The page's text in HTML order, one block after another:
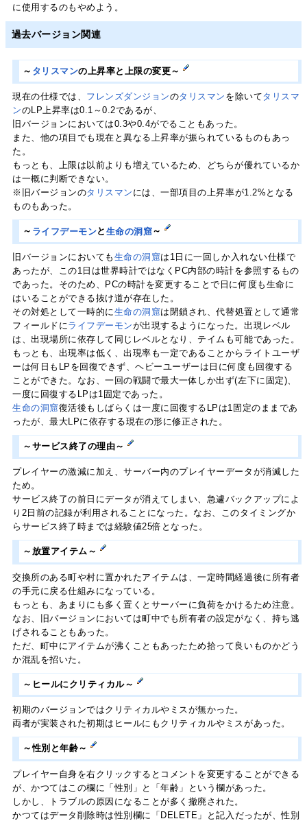
に使用するのもやめよう。
過去バージョン関連
～ タリスマンの上昇率と上限の変更～
現在の仕様では、 フレンズダンジョンのタリスマン を除いてタリスマ
ンのLP上昇率は0.1～0.2であるが、
旧バージョンにおいては0.3や0.4がでることもあった。
また、他の項目でも現在と異なる上昇率が振られているものもあっ
た。
もっとも、上限は以前よりも増えているため、どちらが優れているか
は一概に判断できない。
※旧バージョンのタリスマン には、一部項目の上昇率が1.2%となる
ものもあった。
～ ライフデーモンと 生命の洞窟～
旧バージョンにおいても 生命の洞窟は1日に一回しか入れない仕様で
あったが、この1日は世界時計ではなくPC内部の時計を参照するもの
であった。そのため、PCの時計を変更することで日に何度も生命に
はいることができる抜け道が存在した。
その対処として一時的に生命の洞窟は閉鎖され、代替処置として通常
フィールドにライフデーモンが出現するようになった。出現レベル
は、出現場所に依存して同じレベルとなり、テイムも可能であった。
もっとも、出現率は低く、出現率も一定であることからライトユーザ
ーは何日もLPを回復できず、ヘビーユーザーは日に何度も回復する
ことができた。なお、一回の戦闘で最大一体しか出ず(左下に固定)、
一度に回復するLPは1固定であった。
生命の洞窟復活後もしばらくは一度に回復するLPは1固定のままであ
ったが、最大LPに依存する現在の形に修正された。
～サービス終了の理由～
プレイヤーの激減に加え、サーバー内のプレイヤーデータが消滅した
ため。
サービス終了の前日にデータが消えてしまい、急遽バックアップによ
り2日前の記録が利用されることになった。なお、このタイミングか
らサービス終了時までは経験値25倍となった。
～放置アイテム～
交換所のある町や村に置かれたアイテムは、一定時間経過後に所有者
の手元に戻る仕組みになっている。
もっとも、あまりにも多く置くとサーバーに負荷をかけるため注意。
なお、旧バージョンにおいては町中でも所有者の設定がなく、持ち逃
げされることもあった。
ただ、町中にアイテムが沸くこともあったため拾って良いものかどう
か混乱を招いた。
～ヒールにクリティカル～
初期のバージョンではクリティカルやミスが無かった。
両者が実装された初期はヒールにもクリティカルやミスがあった。
～性別と年齢～
プレイヤー自身を右クリックするとコメントを変更することができる
が、かつてはこの欄に「性別」と「年齢」という欄があった。
しかし、トラブルの原因になることが多く撤廃された。
かつてはデータ削除時は性別欄に「DELETE」と記入だったが、性別